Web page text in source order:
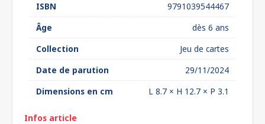
ISBN
9791039544467
Âge
dès 6 ans
Collection
Jeu de cartes
Date de parution
29/11/2024
Dimensions en cm
L 8.7 × H 12.7 × P 3.1
Infos article